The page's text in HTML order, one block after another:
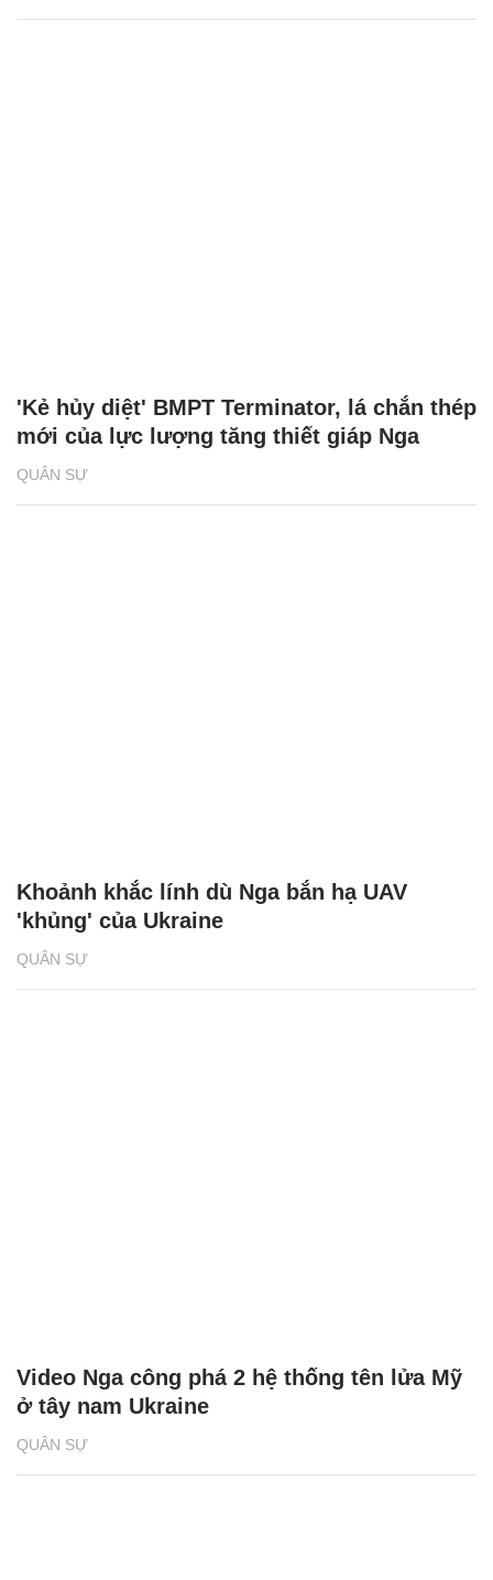
QUÂN SỰ
'Kẻ hủy diệt' BMPT Terminator, lá chắn thép
mới của lực lượng tăng thiết giáp Nga
QUÂN SỰ
Khoảnh khắc lính dù Nga bắn hạ UAV
'khủng' của Ukraine
QUÂN SỰ
Video Nga công phá 2 hệ thống tên lửa Mỹ
ở tây nam Ukraine